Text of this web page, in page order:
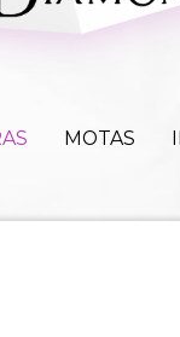
MOTAS